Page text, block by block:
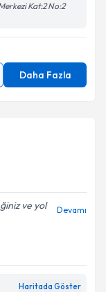
Kat:2 No:2
Daha Fazla
ve yol
Devamı
Haritada Göster